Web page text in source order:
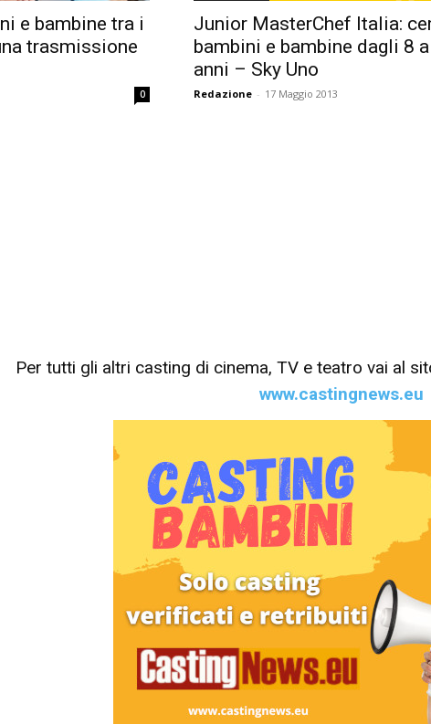
e bambine tra i
trasmissione
0
Junior MasterChef Italia:
bambini e bambine dagli 8
anni – Sky Uno
Redazione - 17 Maggio 2013
Per tutti gli altri casting di cinema, TV e teatro vai al
www.castingnews.eu